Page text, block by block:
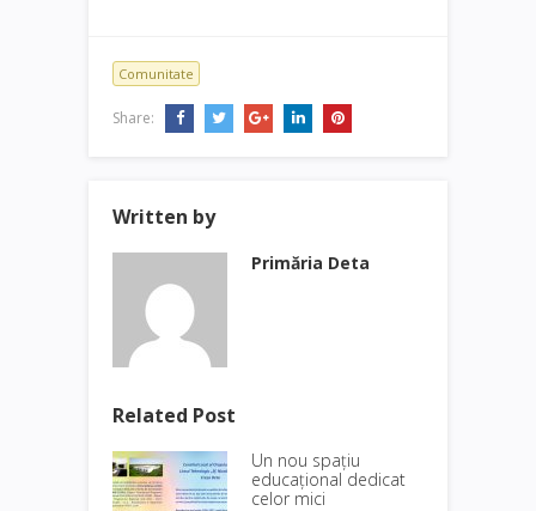
Comunitate
Share:
Written by
Primăria Deta
Related Post
Un nou spațiu
educațional dedicat
celor mici